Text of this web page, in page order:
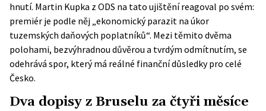
hnutí. Martin Kupka z ODS na tato ujištění reagoval po svém:
premiér je podle něj „ekonomický parazit na úkor
tuzemských daňových poplatníků“. Mezi těmito dvěma
polohami, bezvýhradnou důvěrou a tvrdým odmítnutím, se
odehrává spor, který má reálné finanční důsledky pro celé
Česko.
Dva dopisy z Bruselu za čtyři měsíce